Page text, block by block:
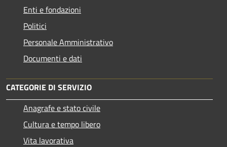
Enti e fondazioni
Politici
Personale Amministrativo
Documenti e dati
CATEGORIE DI SERVIZIO
Anagrafe e stato civile
Cultura e tempo libero
Vita lavorativa